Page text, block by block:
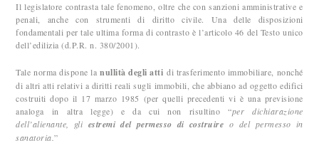
Il legislatore contrasta tale fenomeno, oltre che con sanzioni amministrative e
penali, anche con strumenti di diritto civile. Una delle disposizioni
fondamentali per tale ultima forma di contrasto è l’articolo 46 del Testo unico
dell’edilizia (d.P.R. n. 380/2001).
Tale norma dispone lanullità degli attidi trasferimento immobiliare, nonché
di altri atti relativi a diritti reali sugli immobili, che abbiano ad oggetto edifici
costruiti dopo il 17 marzo 1985 (per quelli precedenti vi è una previsione
analoga in altra legge) e da cui non risultino “per dichiarazione
dell’alienante, gli estremi del permesso di costruireo del permesso in
sanatoria.”